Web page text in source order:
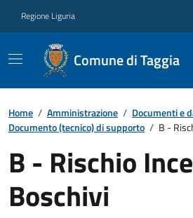
Regione Liguria
Comune di Taggia
Home / Amministrazione / Documenti e
Documento (tecnico) di supporto / B -
B - Rischio
Boschivi